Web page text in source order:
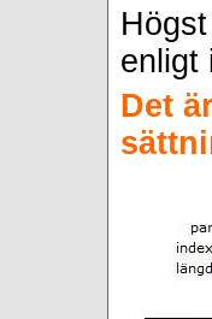
enligt
Det